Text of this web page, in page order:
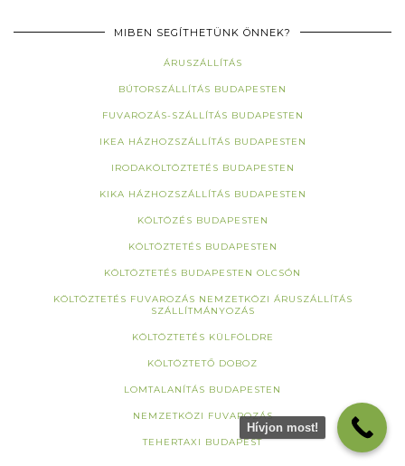
MIBEN SEGÍTHETÜNK ÖNNEK?
ÁRUSZÁLLÍTÁS
BÚTORSZÁLLÍTÁS BUDAPESTEN
FUVAROZÁS-SZÁLLÍTÁS BUDAPESTEN
IKEA HÁZHOZSZÁLLÍTÁS BUDAPESTEN
IRODAKÖLTÖZTETÉS BUDAPESTEN
KIKA HÁZHOZSZÁLLÍTÁS BUDAPESTEN
KÖLTÖZÉS BUDAPESTEN
KÖLTÖZTETÉS BUDAPESTEN
KÖLTÖZTETÉS BUDAPESTEN OLCSÓN
KÖLTÖZTETÉS FUVAROZÁS NEMZETKÖZI ÁRUSZÁLLÍTÁS
SZÁLLÍTMÁNYOZÁS
KÖLTÖZTETÉS KÜLFÖLDRE
KÖLTÖZTETŐ DOBOZ
LOMTALANÍTÁS BUDAPESTEN
NEMZETKÖZI FUVAROZÁS
TEHERTAXI BUDAPEST
Hívjon most!